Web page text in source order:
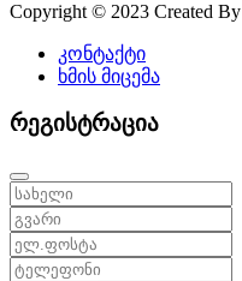
Copyright © 2023 Created By
კონტაქტი
ხმის მიცემა
რეგისტრაცია